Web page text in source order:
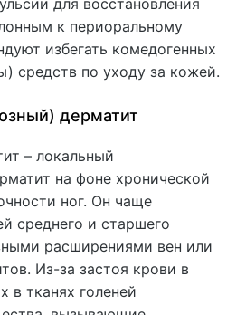
к периоральному
избегать комедогенных
средств по уходу за кожей.
дерматит
– локальный
на фоне хронической
ног. Он чаще
среднего и старшего
расширениями вен или
Из-за застоя крови в
в тканях голеней